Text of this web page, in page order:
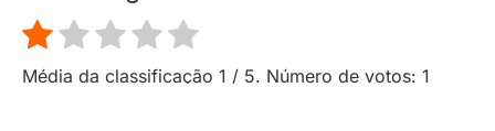
Média da classificação 1 / 5. Número de votos: 1